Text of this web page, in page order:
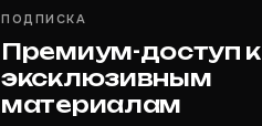
ПОДПИСКА
Премиум-доступ к
эксклюзивным
материалам